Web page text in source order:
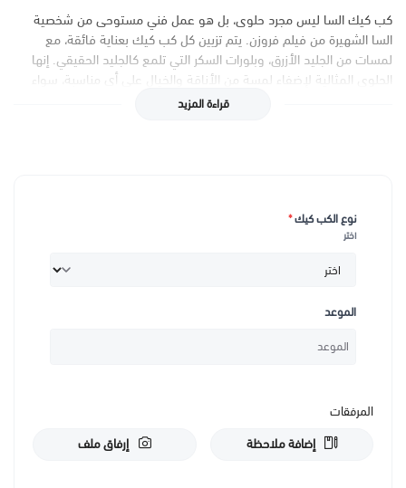
كب كيك السا ليس مجرد حلوى، بل هو عمل فني مستوحى من شخصية
السا الشهيرة من فيلم فروزن. يتم تزيين كل كب كيك بعناية فائقة، مع
لمسات من الجليد الأزرق، وبلورات السكر التي تلمع كالجليد الحقيقي. إنها
الحلوى المثالية لإضفاء لمسة من الأناقة والخيال على أي مناسبة، سواء
كانت حفلة عيد ميلاد أو تجمع عائلي.
الأصدقاء والعائلة، كب كيك السا سيضفي على مناسبتك جواً من الحماسة
كب كيك الشوكولاته
الكثيرون.
قراءة المزيد
نوع الكب كيك*
اختر
الموعد
المرفقات
إضافة ملاحظة
إرفاق ملف